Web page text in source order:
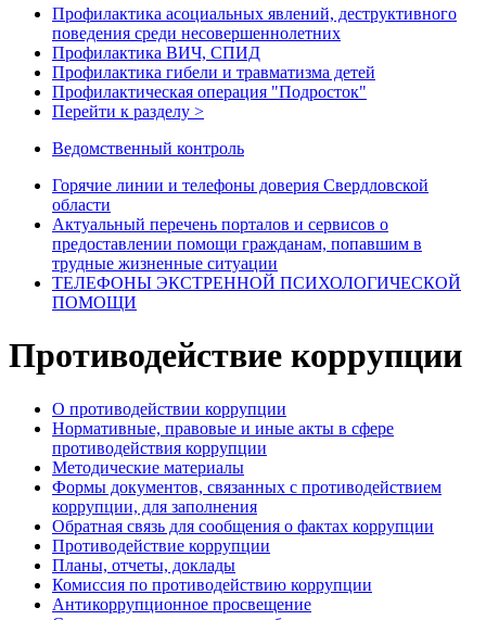
Профилактика асоциальных явлений, деструктивного
поведения среди несовершеннолетних
Профилактика ВИЧ, СПИД
Профилактика гибели и травматизма детей
Профилактическая операция "Подросток"
Перейти к разделу >
Ведомственный контроль
Горячие линии и телефоны доверия Свердловской
области
Актуальный перечень порталов и сервисов о
предоставлении помощи гражданам, попавшим в
трудные жизненные ситуации
ТЕЛЕФОНЫ ЭКСТРЕННОЙ ПСИХОЛОГИЧЕСКОЙ
ПОМОЩИ
Противодействие коррупции
О противодействии коррупции
Нормативные, правовые и иные акты в сфере
противодействия коррупции
Методические материалы
Формы документов, связанных с противодействием
коррупции, для заполнения
Обратная связь для сообщения о фактах коррупции
Противодействие коррупции
Планы, отчеты, доклады
Комиссия по противодействию коррупции
Антикоррупционное просвещение